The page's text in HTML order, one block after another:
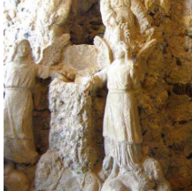
ति
वि
श्ले
ष
ण
स
म
सा